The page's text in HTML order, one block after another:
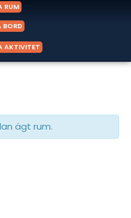
RUM
BORD
AKTIVITET
ägt rum.